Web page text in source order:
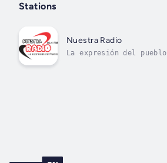
Stations
Nuestra Radio
La expresión del pueblo